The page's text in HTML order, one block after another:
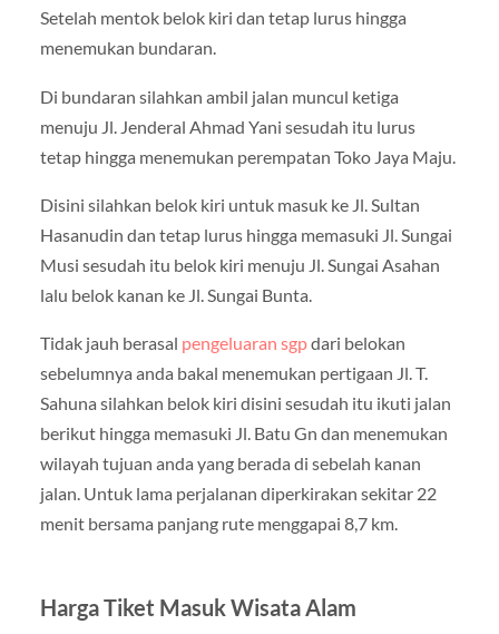
Setelah mentok belok kiri dan tetap lurus hingga
menemukan bundaran.
Di bundaran silahkan ambil jalan muncul ketiga
menuju Jl. Jenderal Ahmad Yani sesudah itu lurus
tetap hingga menemukan perempatan Toko Jaya Maju.
Disini silahkan belok kiri untuk masuk ke Jl. Sultan
Hasanudin dan tetap lurus hingga memasuki Jl. Sungai
Musi sesudah itu belok kiri menuju Jl. Sungai Asahan
lalu belok kanan ke Jl. Sungai Bunta.
Tidak jauh berasal pengeluaran sgpdari belokan
sebelumnya anda bakal menemukan pertigaan Jl. T.
Sahuna silahkan belok kiri disini sesudah itu ikuti jalan
berikut hingga memasuki Jl. Batu Gn dan menemukan
wilayah tujuan anda yang berada di sebelah kanan
jalan. Untuk lama perjalanan diperkirakan sekitar 22
menit bersama panjang rute menggapai 8,7 km.
Harga Tiket Masuk Wisata Alam